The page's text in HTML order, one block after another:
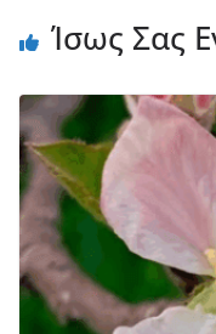
Ίσως Σας